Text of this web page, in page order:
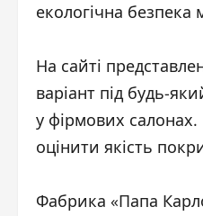
екологічна безпека
На сайті
варіант під будь-
у фірмових салонах.
оцінити якість
Фабрика «Папа